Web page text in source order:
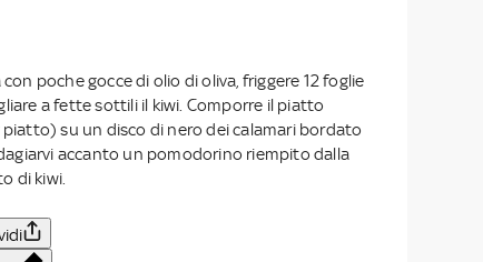
poche gocce di olio di oliva, friggere 12 foglie
a fette sottili il kiwi. Comporre il piatto
su un disco di nero dei calamari bordato
accanto un pomodorino riempito dalla
di kiwi.